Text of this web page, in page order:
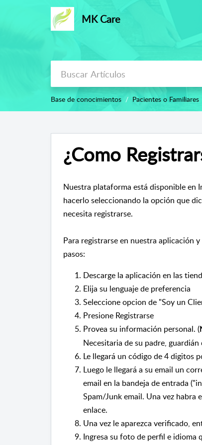
MK Care
Base de conocimientos Pacientes o Familiares
¿Como
Nuestra plataforma está disponible en
hacerlo seleccionando la opción que
necesita registrarse.
Para registrarse en nuestra aplicación
pasos:
Descarge la aplicación en las
Elija su lenguaje de preferencia
Seleccione opcion de "Soy un
Presione Registrarse
Provea su información personal. (
Necesitaria de su padre,
Le llegará un código de 4 digitos
Luego le llegará a su email un
email en la bandeja de entrada
Spam/Junk email. Una vez habra
enlace.
Una vez le aparezca verificado,
Ingresa su foto de perfil e idioma